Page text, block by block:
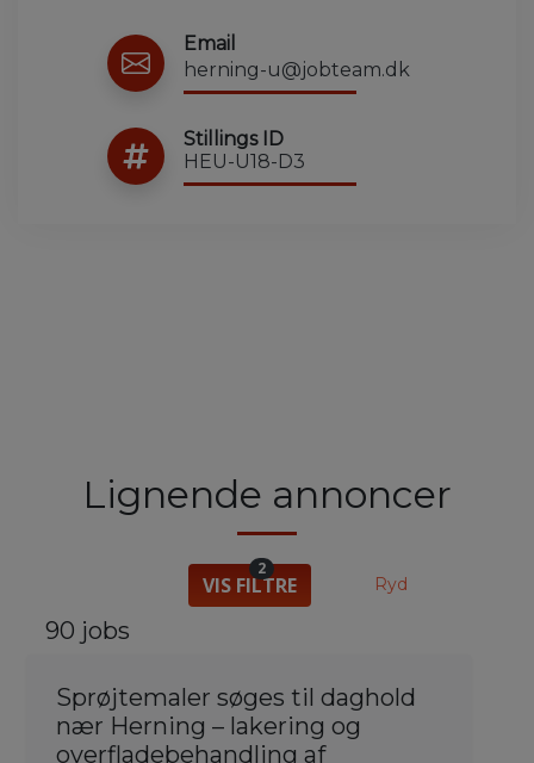
Email
herning-u@jobteam.dk
Stillings ID
HEU-U18-D3
Lignende annoncer
VIS FILTRE
2
Ryd
90 jobs
Sprøjtemaler søges til daghold
nær Herning – lakering og
overfladebehandling af